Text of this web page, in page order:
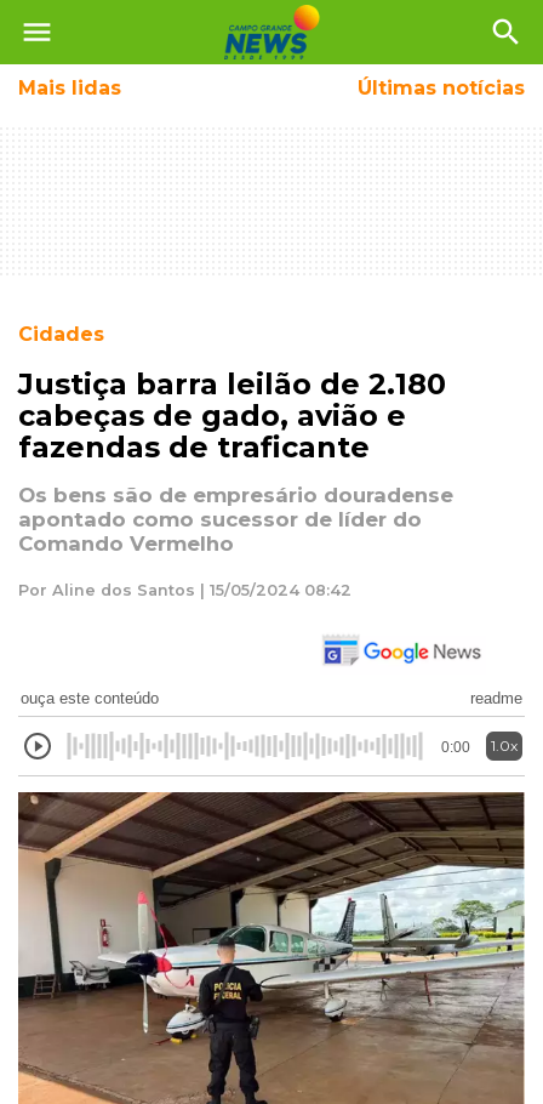
menu search
Mais lidas Últimas notícias
Cidades
Justiça barra leilão de 2.180
cabeças de gado, avião e
fazendas de traficante
Os bens são de empresário douradense
apontado como sucessor de líder do
Comando Vermelho
Por Aline dos Santos | 15/05/2024 08:42
ouça este conteúdo readme
0:00 1.0x